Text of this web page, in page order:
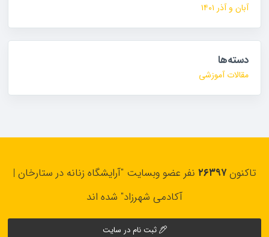
آبان و آذر ۱۴۰۱
دسته‌ها
مقالات آموزشی
تاکنون۲۶۳۹۷ نفر عضو وبسایت "آرایشگاه زنانه در ستارخان |
آکادمی شهرزاد" شده اند
ثبت نام در سایت